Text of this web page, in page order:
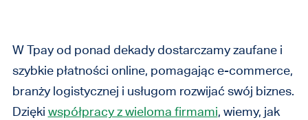
W Tpay od ponad dekady dostarczamy zaufane i
szybkie płatności online, pomagając e-commerce,
branży logistycznej i usługom rozwijać swój biznes.
Dzięki współpracy z wieloma firmami, wiemy, jak